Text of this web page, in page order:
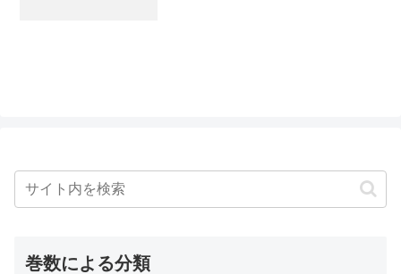
巻数による分類